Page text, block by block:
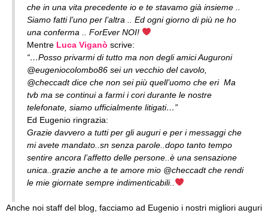
che in una vita precedente io e te stavamo già insieme ..
Siamo fatti l’uno per l’altra .. Ed ogni giorno di più ne ho
una conferma .. ForEver NOI!
Mentre Luca Viganò scrive:
“…Posso privarmi di tutto ma non degli amici Auguroni
@eugeniocolombo86 sei un vecchio del cavolo,
@checcadt dice che non sei più quell’uomo che eri Ma
tvb ma se continui a farmi i cori durante le nostre
telefonate, siamo ufficialmente litigati…”
Ed Eugenio ringrazia:
Grazie davvero a tutti per gli auguri e per i messaggi che
mi avete mandato..sn senza parole..dopo tanto tempo
sentire ancora l’affetto delle persone..è una sensazione
unica..grazie anche a te amore mio @checcadt che rendi
le mie giornate sempre indimenticabili..
Anche noi staff del blog, facciamo ad Eugenio i nostri migliori auguri